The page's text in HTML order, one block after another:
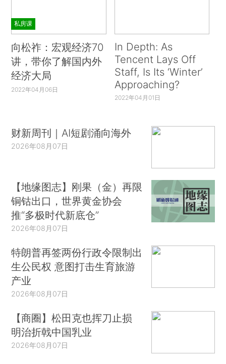
私房课
向松祚：宏观经济70
讲，带你了解国内外
经济大局
2022年04月06日
In Depth: As
Tencent Lays Off
Staff, Is Its ‘Winter’
Approaching?
2022年04月01日
财新周刊｜AI短剧涌向海外
2026年08月07日
【地缘图志】刚果（金）再限
铜钴出口，世界黄金协会
推“多极时代新底仓”
2026年08月07日
特朗普再签两份行政令限制出
生公民权 意图打击生育旅游
产业
2026年08月07日
【商圈】松田克也挥刀止损
明治折戟中国乳业
2026年08月07日